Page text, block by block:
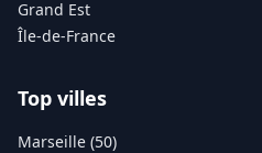
Grand Est
Île-de-France
Top villes
Marseille (50)